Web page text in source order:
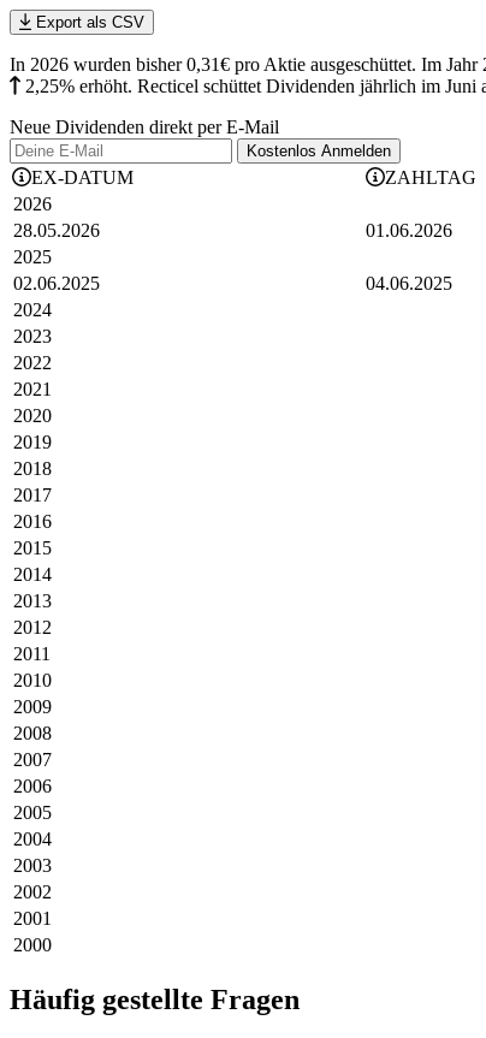
Export als CSV
In 2026 wurden bisher 0,31€ pro Aktie ausgeschüttet. Im Jahr
2,25% erhöht. Recticel schüttet Dividenden jährlich im Juni
Neue Dividenden direkt per E-Mail
Kostenlos Anmelden
EX-DATUM ZAHLTAG
2026
28.05.2026
01.06.2026
2025
02.06.2025
04.06.2025
2024
2023
2022
2021
2020
2019
2018
2017
2016
2015
2014
2013
2012
2011
2010
2009
2008
2007
2006
2005
2004
2003
2002
2001
2000
Häufig gestellte Fragen